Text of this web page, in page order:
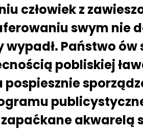
człowiek z
swym nie
Państwo
pobliskiej
akwarelą